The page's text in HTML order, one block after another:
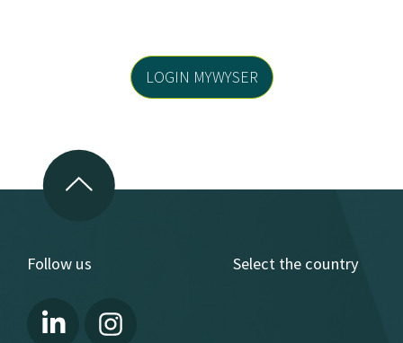
LOGIN MYWYSER
Follow us Select the country